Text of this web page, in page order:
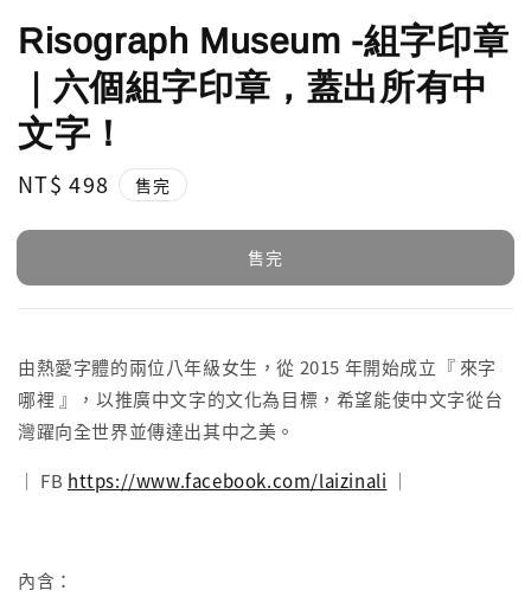
Risograph Museum -組字印章
｜六個組字印章，蓋出所有中
文字！
Regular
NT$ 498 售完
售完
由熱愛字體的兩位八年級女生，從 2015 年開始成立『 來字
哪裡 』，以推廣中文字的文化為目標，希望能使中文字從台
灣躍向全世界並傳達出其中之美。
｜ FB https://www.facebook.com/laizinali ｜
內含：